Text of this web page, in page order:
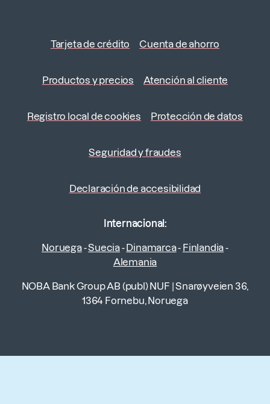
Tarjeta de crédito Cuenta de ahorro
Productos y precios Atención al cliente
Registro local de cookies Protección de datos
Seguridad y fraudes
Declaración de accesibilidad
Internacional:
Noruega-Suecia-Dinamarca- Finlandia-
Alemania
NOBA Bank Group AB (publ) NUF |Snarøyveien 36,
1364 Fornebu, Noruega